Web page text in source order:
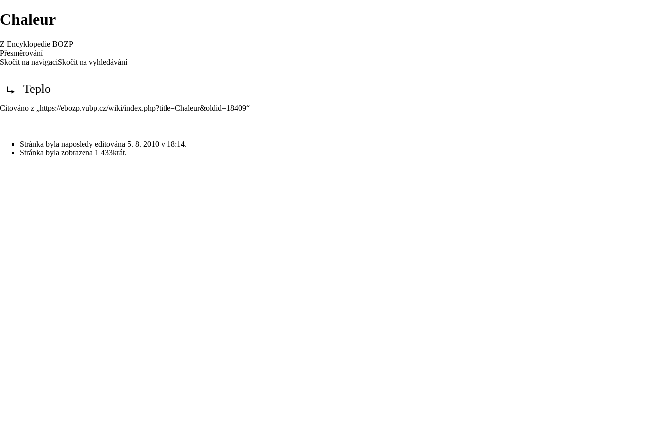
Chaleur
Z Encyklopedie BOZP
Přesměrování
Skočit na navigaciSkočit na vyhledávání
Teplo
Citováno z „https://ebozp.vubp.cz/wiki/index.php?title=Chaleur&oldid=18409“
Stránka byla naposledy editována 5. 8. 2010 v 18:14.
Stránka byla zobrazena 1 433krát.